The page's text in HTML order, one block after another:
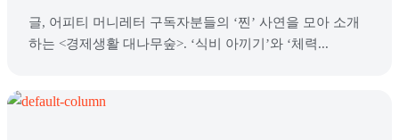
글, 어피티 머니레터 구독자분들의 ‘찐’ 사연을 모아 소개
하는 <경제생활 대나무숲>. ‘식비 아끼기’와 ‘체력...